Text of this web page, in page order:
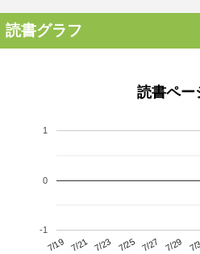
読書グラフ
読書ペー
7/19 7/21 7/23 7/25 7/27 7/29 7/
-1
0
1